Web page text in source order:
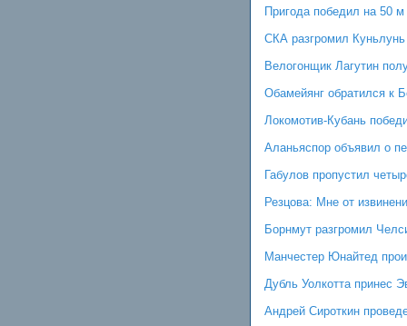
Пригода победил на 50
СКА разгромил
Велогонщик Лагутин
Обамейянг обратился к
Локомотив-Кубань
Аланьяспор объявил о
Габулов пропустил
Резцова: Мне от
Борнмут разгромил
Манчестер Юнайтед
Дубль Уолкотта принес
Андрей Сироткин